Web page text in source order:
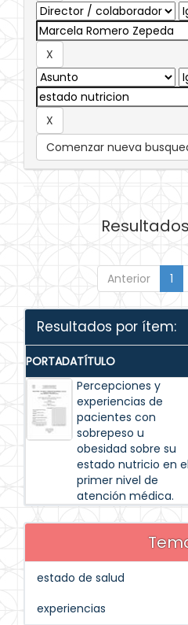
Comenzar nueva
Resultados
Anterior 1
Resultados por ítem:
PORTADATÍTULO
Percepciones y
experiencias de
pacientes con
sobrepeso u
obesidad sobre su
estado nutricio en el
primer nivel de
atención médica.
estado de salud
experiencias